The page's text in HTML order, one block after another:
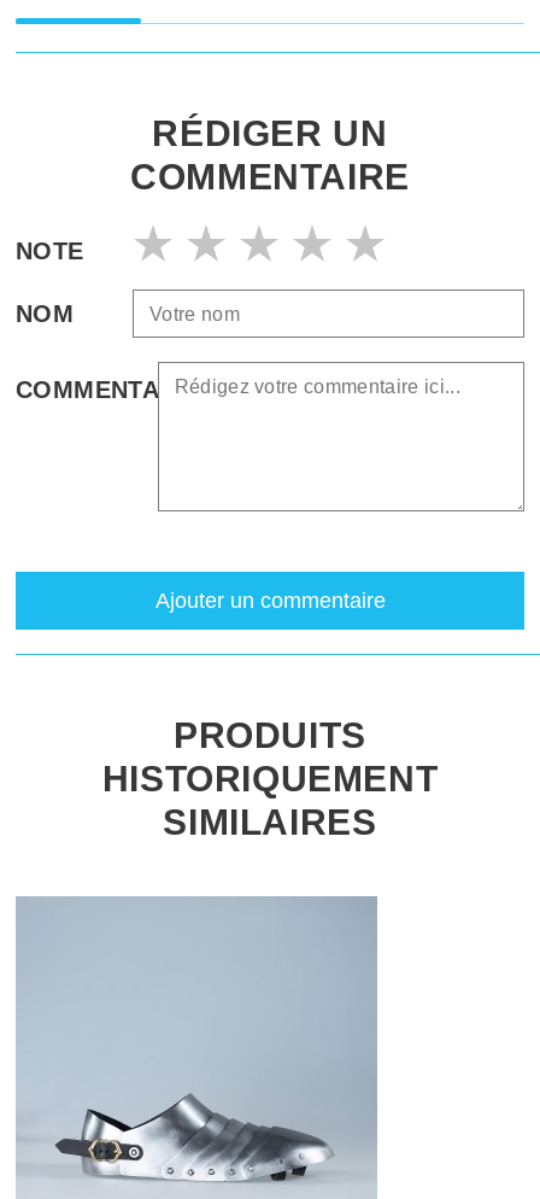
RÉDIGER UN
COMMENTAIRE
NOTE
NOM
COMMENTAIRE
Ajouter un commentaire
PRODUITS
HISTORIQUEMENT
SIMILAIRES